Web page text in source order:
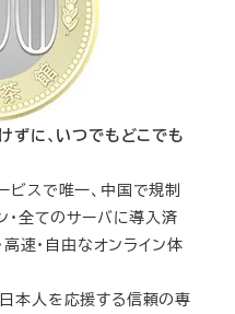
に、いつでもどこでも
ビスで唯一、中国で規制
全てのサーバに導入済
高速・自由なオンライン体
本人を応援する信頼の専